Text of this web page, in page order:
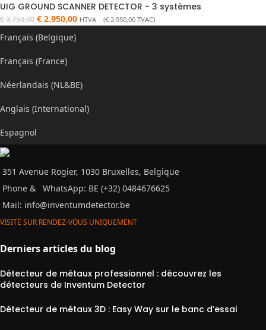
UIG GROUND SCANNER DETECTOR - 3 systèmes
€3.750,00 € 2.950,00 HTVA (€ 2.950,00 TVAC)
Français (Belgique)
Français (France)
Néerlandais (NL&BE)
Anglais (International)
Espagnol
351 Avenue Rogier, 1030 Bruxelles, Belgique
Phone &
WhatsApp: BE (+32) 0484676625
Mail: info@inventumdetector.be
VISITE SUR RENDEZ-VOUS UNIQUEMENT
Derniers articles du blog
Détecteur de métaux professionnel : découvrez les
détecteurs de Inventum Detector
Détecteur de métaux 3D : Easy Way sur le banc d’essai